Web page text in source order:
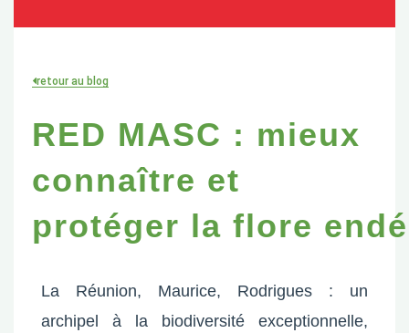
retour au blog
RED MASC : mieux
connaître et
protéger la flore
La Réunion, Maurice, Rodrigues : un
archipel à la biodiversité exceptionnelle,